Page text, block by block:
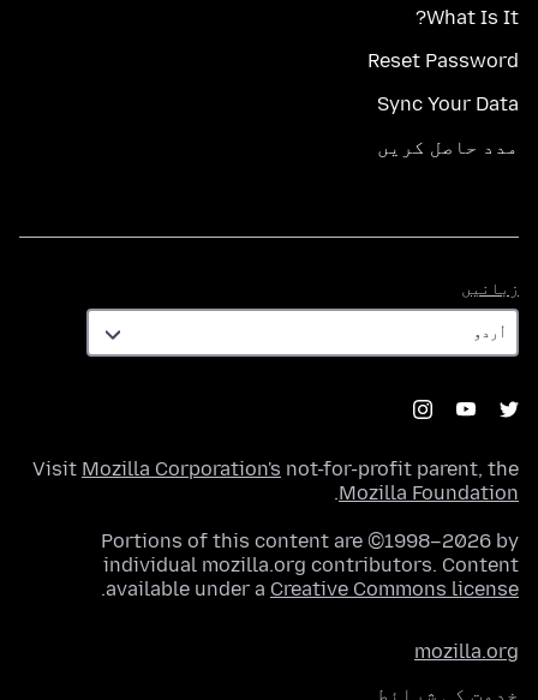
What Is It?
Reset Password
Sync Your Data
مدد حاصل کریں
زبانیں
Visit Mozilla Corporation's not-for-profit parent, the
Mozilla Foundation
.
Portions of this content are ©1998–2026 by
individual mozilla.org contributors. Content
available under a Creative Commons license
.
mozilla.org
خدمت کی شرائط